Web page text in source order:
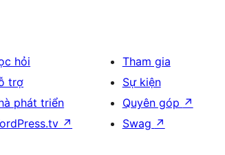
hỏi
trợ
phát triển
↗
Tham gia
Sự kiện
Quyên góp ↗
Swag ↗